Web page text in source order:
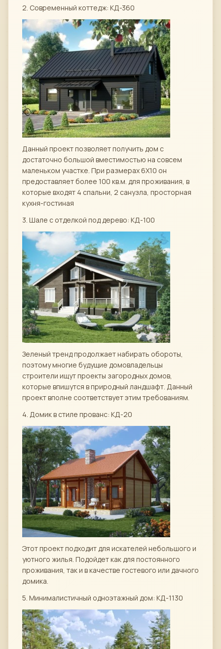
2. Современный коттедж: КД-360
Данный проект позволяет получить дом с
достаточно большой вместимостью на совсем
маленьком участке. При размерах 6Х10 он
предоставляет более 100 кв.м. для проживания, в
которые входят 4 спальни, 2 санузла, просторная
кухня-гостиная
3. Шале с отделкой под дерево: КД-100
Зеленый тренд продолжает набирать обороты,
поэтому многие будущие домовладельцы
строители ищут проекты загородных домов,
которые впишутся в природный ландшафт. Данный
проект вполне соответствует этим требованиям.
4. Домик в стиле прованс: КД-20
Этот проект подходит для искателей небольшого и
уютного жилья. Подойдет как для постоянного
проживания, так и в качестве гостевого или дачного
домика.
5. Минималистичный одноэтажный дом: КД-1130